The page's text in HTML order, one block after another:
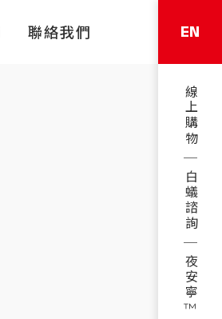
聯絡我們 EN
線上購物
白蟻諮詢
夜安寧™